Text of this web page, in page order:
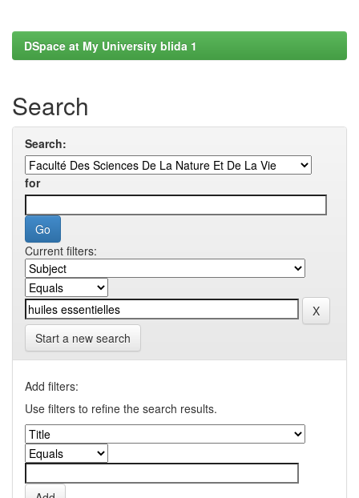
DSpace at My University blida 1
Search
Search:
for
Current filters:
Start a new search
Add filters:
Use filters to refine the search results.